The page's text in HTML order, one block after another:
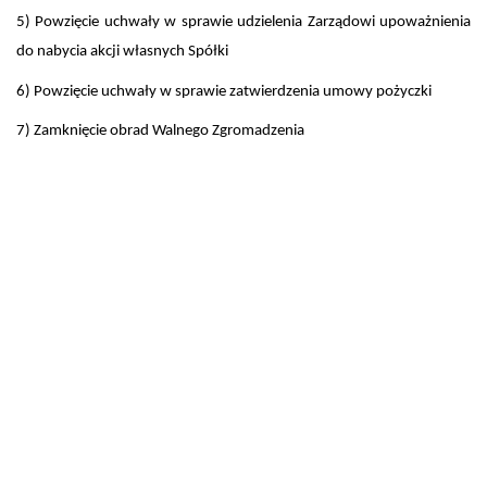
5) Powzięcie uchwały w sprawie udzielenia Zarządowi upoważnienia
do nabycia akcji własnych Spółki
6) Powzięcie uchwały w sprawie zatwierdzenia umowy pożyczki
7) Zamknięcie obrad Walnego Zgromadzenia